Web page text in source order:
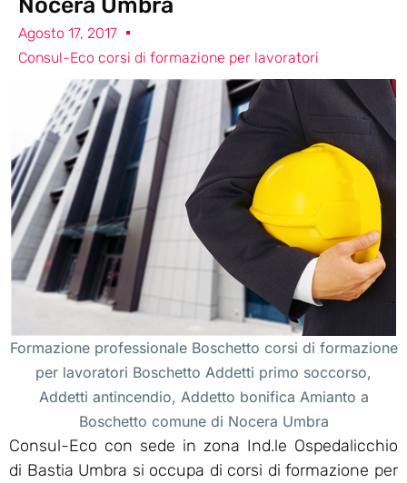
Agosto 17, 2017
Consul-Eco corsi di formazione per lavoratori
Formazione professionale Boschetto corsi di formazione
per lavoratori Boschetto Addetti primo soccorso,
Addetti antincendio, Addetto bonifica Amianto a
Boschetto comune di Nocera Umbra
Consul-Eco con sede in zona Ind.le Ospedalicchio
di Bastia Umbra si occupa di corsi di formazione per